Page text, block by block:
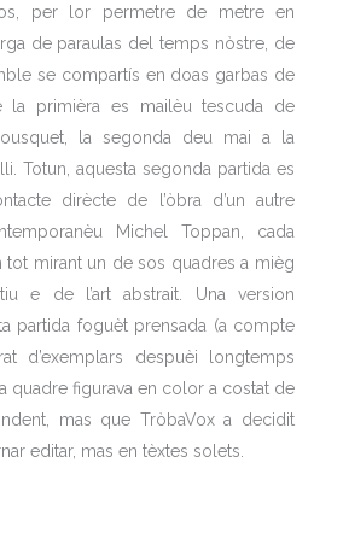
per lor permetre de metre en
de paraulas del temps nòstre, de
se compartís en doas garbas de
la primièra es mailèu tescuda de
la segonda deu mai a la
Totun, aquesta segonda partida es
dirècte de l’òbra d’un autre
Michel Toppan, cada
tot mirant un de sos quadres a mièg
e de l’art abstrait. Una version
partida foguèt prensada (a compte
d’exemplars despuèi longtemps
quadre figurava en color a costat de
mas que TròbaVox a decidit
editar, mas en tèxtes solets.